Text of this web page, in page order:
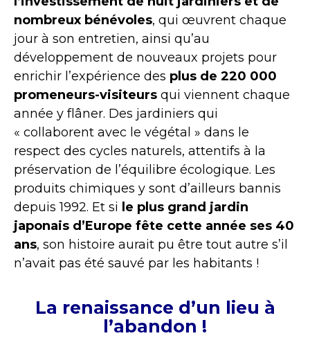
nombreux bénévoles, qui œuvrent chaque
jour à son entretien, ainsi qu’au
développement de nouveaux projets pour
enrichir l’expérience des plus de 220 000
promeneurs-visiteurs qui viennent chaque
année y flâner. Des jardiniers qui
« collaborent avec le végétal » dans le
respect des cycles naturels, attentifs à la
préservation de l’équilibre écologique. Les
produits chimiques y sont d’ailleurs bannis
depuis 1992. Et si le plus grand jardin
japonais d’Europe fête cette année ses 40
ans, son histoire aurait pu être tout autre s’il
n’avait pas été sauvé par les habitants !
La renaissance d’un lieu à
l’abandon !